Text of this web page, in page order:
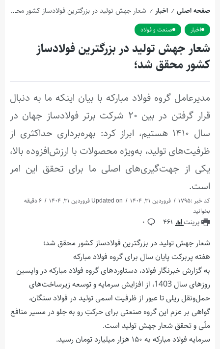
صفحه اصلی / اخبار / شعار جهش تولید در بزرگترین فولادساز کشور محقق شد؛
اخبار صنعت و فولاد
شعار جهش تولید در بزرگترین فولادساز
کشور محقق شد؛
مدیرعامل گروه فولاد مبارکه با بیان اینکه ما به دنبال
قرار گرفتن در بین ۲۰ شرکت برتر فولادساز جهان در
سال ۱۴۱۰ هستیم، ابراز کرد: بهره‌برداری حداکثری از
ظرفیت‌های تولید، به‌ویژه محصولات با ارزش‌افزوده بالا،
یکی از جهت‌گیری‌های اصلی ما برای تحقق این امر
است.
کد خبر :1795 فروردین 31, 1404
6 دقیقه
بخوانید
پرینت 461
0
شعار جهش تولید در بزرگترین فولادساز کشور محقق شد؛
هفته پربرکت پایان سال برای گروه فولاد مبارکه
به گزارش خبرنگار فولاد، دستاوردهای گروه فولاد مبارکه در واپسین
روزهای سال 1403، از افزایش سرمایه و توسعه زیرساخت‌های
حمل‌ونقل ریلی تا عبور از ظرفیت اسمی تولید در فولاد سنگان،
گواهی بر عزم این گروه صنعتی برای حرکتِ رو به جلو در مسیر منافع
ملّی و تحقق شعار جهش تولید است.
سرمایه فولاد مبارکه به ۱۵۰ هزار میلیارد تومان رسید.